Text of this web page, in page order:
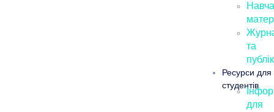
та
Ресурси для
студентів
для